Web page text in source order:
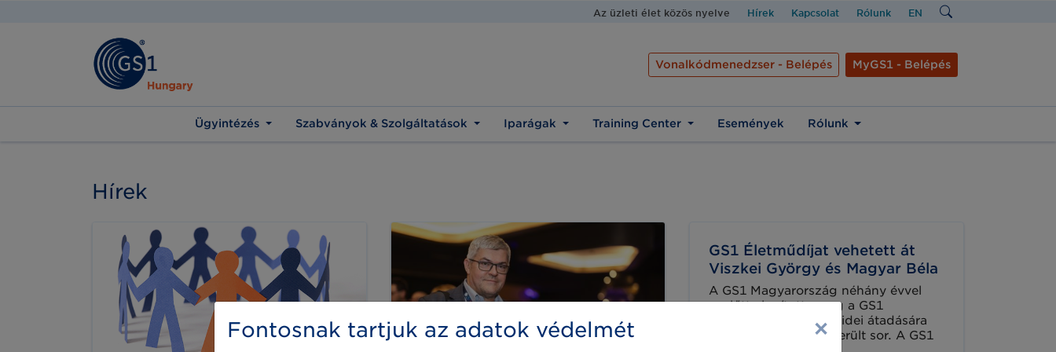
Az üzleti élet közös nyelve Hírek Kapcsolat Rólunk EN
Vonalkódmenedzser - Belépés MyGS1 - Belépés
Ügyintézés Szabványok & Szolgáltatások Iparágak Training Center Események Rólunk
Hírek
GS1 Életműdíjat vehetett át
Viszkei György és Magyar Béla
A GS1 Magyarország néhány évvel
ezelőtt alapította meg a GS1
Életműdíjat, melynek idei átadására
2022. február 25-én került sor. A GS1
Fontosnak tartjuk az adatok védelmét ×